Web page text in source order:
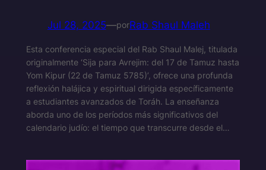
Jul 28, 2025—porRab Shaul Maleh
Esta conferencia especial del Rab Shaul Malej, titulada
originalmente ‘Sija para Avrejim: del 17 de Tamuz hasta
Yom Kipur (22 de Tamuz 5785)’, ofrece una profunda
reflexión halájica y espiritual dirigida específicamente
a estudiantes avanzados de Toráh. La enseñanza
aborda uno de los períodos más significativos del
calendario judío: el tiempo que transcurre desde el…